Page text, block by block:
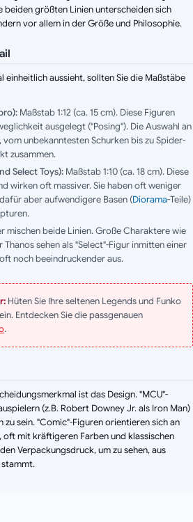
beiden größten Linien unterscheiden sich
vor allem in der Größe und Philosophie.
einheitlich aussieht, sollten Sie die Maßstäbe
Maßstab 1:12 (ca. 15 cm). Diese Figuren
ausgelegt ("Posing"). Die Auswahl an
unbekanntesten Schurken bis zu Spider-
zusammen.
Select Toys): Maßstab 1:10 (ca. 18 cm). Diese
wirken oft massiver. Sie haben oft weniger
aber aufwendigere Basen (Diorama-Teile)
mischen beide Linien. Große Charaktere wie
sehen als "Select"-Figur inmitten einer
noch beeindruckender aus.
Hüten Sie Ihre seltenen Legends und Funko
Entdecken Sie die passgenauen
.
ist das Design. "MCU"-
(z.B. Robert Downey Jr. als Iron Man)
sein. "Comic"-Figuren orientieren sich an
oft mit kräftigeren Farben und klassischen
Verpackungsdruck, um zu sehen, aus
stammt.